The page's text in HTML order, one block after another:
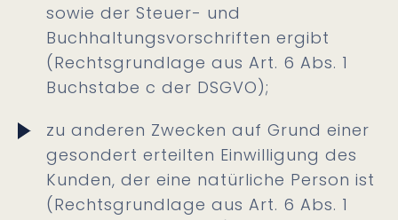
sowie der Steuer- und
Buchhaltungsvorschriften ergibt
(Rechtsgrundlage aus Art. 6 Abs. 1
Buchstabe c der DSGVO);
zu anderen Zwecken auf Grund einer
gesondert erteilten Einwilligung des
Kunden, der eine natürliche Person ist
(Rechtsgrundlage aus Art. 6 Abs. 1